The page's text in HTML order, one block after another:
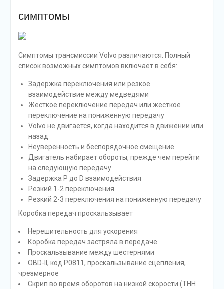
симптомы
Симптомы трансмиссии Volvo различаются. Полный
список возможных симптомов включает в себя:
Задержка переключения или резкое
взаимодействие между медведями
Жесткое переключение передач или жесткое
переключение на пониженную передачу
Volvo не двигается, когда находится в движении или
назад
Неуверенность и беспорядочное смещение
Двигатель набирает обороты, прежде чем перейти
на следующую передачу
Задержка P до D взаимодействия
Резкий 1-2 переключения
Резкий 2-3 переключения на пониженную передачу
Коробка передач проскальзывает
Нерешительность для ускорения
Коробка передач застряла в передаче
Проскальзывание между шестернями
OBD-II, код P0811, проскальзывание сцепления,
чрезмерное
Скрип во время оборотов на низкой скорости (ТНН